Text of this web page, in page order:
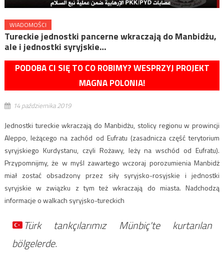
WIADOMOŚCI
Tureckie jednostki pancerne wkraczają do Manbidżu,
ale i jednostki syryjskie…
PODOBA CI SIĘ TO CO ROBIMY? WESPRZYJ PROJEKT
MAGNA POLONIA!
14 października 2019
Jednostki tureckie wkraczają do Manbidżu, stolicy regionu w prowincji
Aleppo, leżącego na zachód od Eufratu (zasadnicza część terytorium
syryjskiego Kurdystanu, czyli Rożawy, leży na wschód od Eufratu).
Przypomnijmy, że w myśl zawartego wczoraj porozumienia Manbidż
miał zostać obsadzony przez siły syryjsko-rosyjskie i jednostki
syryjskie w związku z tym też wkraczają do miasta. Nadchodzą
informacje o walkach syryjsko-tureckich
Türk tankçılarımız Münbiç'te kurtarılan
bölgelerde.